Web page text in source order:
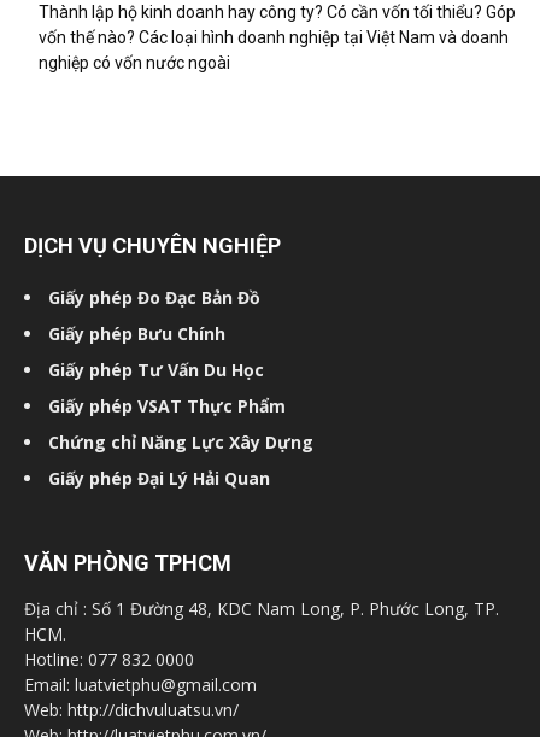
Thành lập hộ kinh doanh hay công ty? Có cần vốn tối thiểu? Góp
vốn thế nào? Các loại hình doanh nghiệp tại Việt Nam và doanh
nghiệp có vốn nước ngoài
DỊCH VỤ CHUYÊN NGHIỆP
Giấy phép Đo Đạc Bản Đồ
Giấy phép Bưu Chính
Giấy phép Tư Vấn Du Học
Giấy phép VSAT Thực Phẩm
Chứng chỉ Năng Lực Xây Dựng
Giấy phép Đại Lý Hải Quan
VĂN PHÒNG TPHCM
Địa chỉ : Số 1 Đường 48, KDC Nam Long, P. Phước Long, TP.
HCM.
Hotline: 077 832 0000
Email: luatvietphu@gmail.com
Web: http://dichvuluatsu.vn/